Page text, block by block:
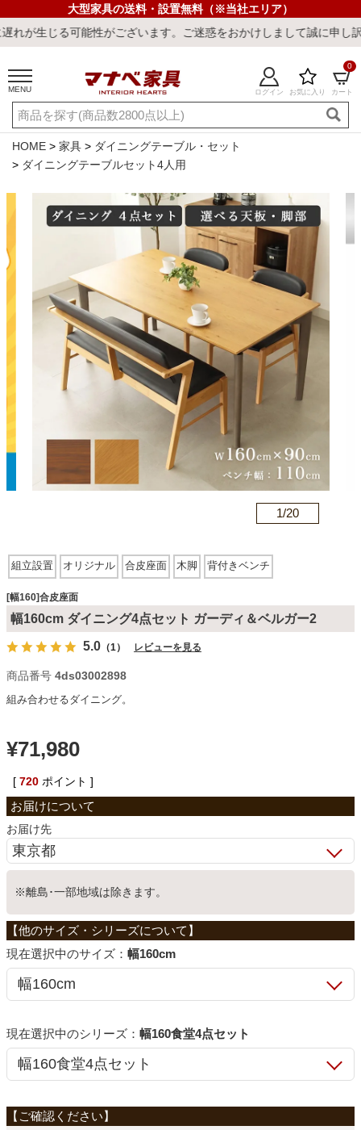
大型家具の送料・設置無料（※当社エリア）
ざいます。ご迷惑をおかけしまして誠に申し訳ございません。
MENU ログイン お気に入り カート
0
ご利用ガイド 新規会員登録
店舗一覧 閲覧履歴
よくある質問
キーワード・商品番号で探す
最短発送 冷感ラグ 冷感寝具 ワークデスク ウィルトンラ
ソファ
ダイニングテーブル・セット
椅子・チェア
食器棚・キッチン収納
ベッド
収納家具
学習机
ホームオフィス
寝具
HOME 家具
ダイニングテーブル・セット
ダイニングテーブルセット4人用
1/20
組立設置 オリジナル 合皮座面 木脚 背付きベンチ
[幅160]合皮座面
幅160cm ダイニング4点セット ガーディ＆ベルガー2
5.0 （1） レビューを見る
商品番号 4ds03002898
組み合わせるダイニング。
¥71,980
[ 720 ポイント ]
お届け先
※離島･一部地域は除きます。
サイズ： 幅160cm
シリーズ： 幅160食堂4点セット